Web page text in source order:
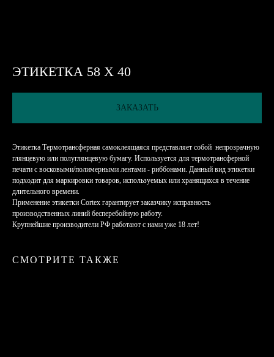
ЭТИКЕТКА 58 Х 40
ЗАКАЗАТЬ
Этикетка Термотрансферная самоклеящаяся представляет собой непрозрачную
глянцевую или полуглянцевую бумагу. Используется для термотрансферной
печати с восковыми/полимерными лентами - риббонами. Данный вид этикетки
подходит для маркировки товаров, используемых или хранящихся в течение
длительного времени.
Применение этикетки Cortex гарантирует заказчику исправность
производственных линий бесперебойную работу.
Крупнейшие производители РФ работают с нами уже 18 лет!
СМОТРИТЕ ТАКЖЕ